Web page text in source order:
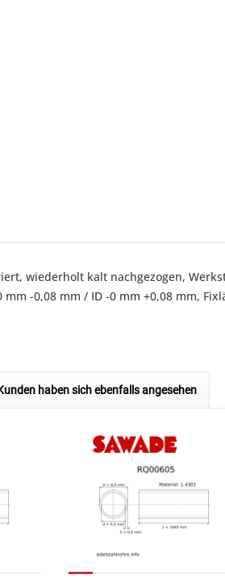
wiederholt kalt nachgezogen,
mm -0,08 mm / ID -0 mm +0,08 mm,
haben sich ebenfalls angesehen